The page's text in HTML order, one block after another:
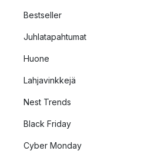
Bestseller
Juhlatapahtumat
Huone
Lahjavinkkejä
Nest Trends
Black Friday
Cyber Monday